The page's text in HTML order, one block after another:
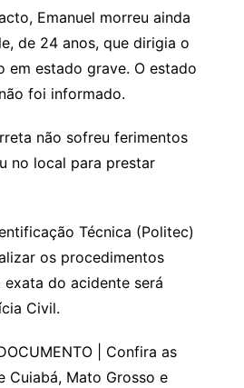
Emanuel morreu ainda
de 24 anos, que dirigia o
em estado grave. O estado
foi informado.
não sofreu ferimentos
no local para prestar
Técnica (Politec)
os procedimentos
do acidente será
Civil.
| Confira as
Cuiabá, Mato Grosso e